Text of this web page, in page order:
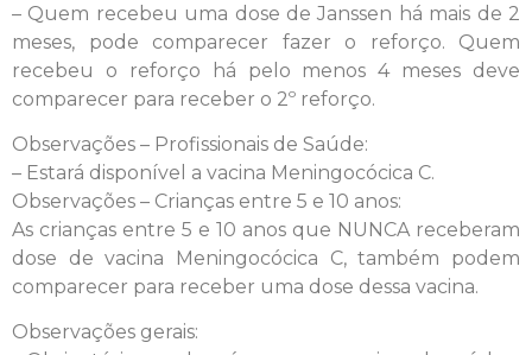
– Quem recebeu uma dose de Janssen há mais de 2
meses, pode comparecer fazer o reforço. Quem
recebeu o reforço há pelo menos 4 meses deve
comparecer para receber o 2º reforço.
Observações – Profissionais de Saúde:
– Estará disponível a vacina Meningocócica C.
Observações – Crianças entre 5 e 10 anos:
As crianças entre 5 e 10 anos que NUNCA receberam
dose de vacina Meningocócica C, também podem
comparecer para receber uma dose dessa vacina.
Observações gerais: